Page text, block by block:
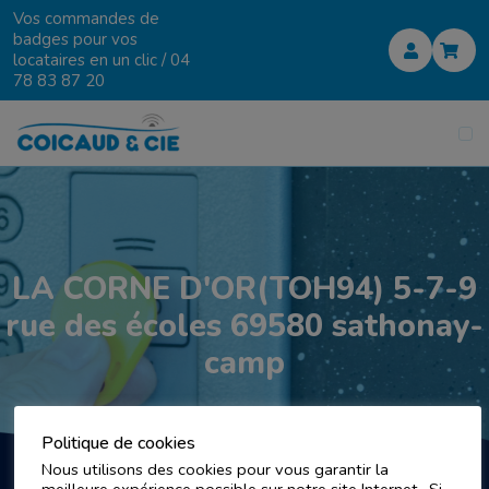
Vos commandes de
badges pour vos
locataires en un clic /04
78 83 87 20
LA CORNE D'OR(TOH94) 5-7-9
rue des écoles 69580 sathonay-
camp
Politique de cookies
Nous utilisons des cookies pour vous garantir la